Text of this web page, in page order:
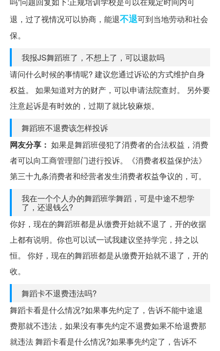
退，过了视情况可以协商，能退不退可到当地劳动和社会
保。
我报JS舞蹈班了，不想上了，可以退款吗
请问什么时候的事情呢? 建议您通过诉讼的方式维护自身
权益。 如果知道对方的财产，可以申请法院查封。 另外要
注意起诉是有时效的，过期了就比较麻烦。
舞蹈班不退费该怎样投诉
网友分享： 如果是舞蹈班侵犯了消费者的合法权益，消费
者可以向工商管理部门进行投诉。《消费者权益保护法》
第三十九条消费者和经营者发生消费者权益争议的，可。
我在一个个人办的舞蹈班学舞蹈，可是中途不想学
了，还退钱么?
你好，现在的舞蹈班都是从缴费开始就不退了，开的收据
上都有说明。你也可以试一试我建议坚持学完，持之以
恒。 你好，现在的舞蹈班都是从缴费开始就不退了，开的
收。
舞蹈卡不退费违法吗?
舞蹈卡看是什么情况?如果事先约定了，告诉不能中途退
费那就不违法，如果没有事先约定不退费如果不给退费那
就违法 舞蹈卡看是什么情况?如果事先约定了，告诉不